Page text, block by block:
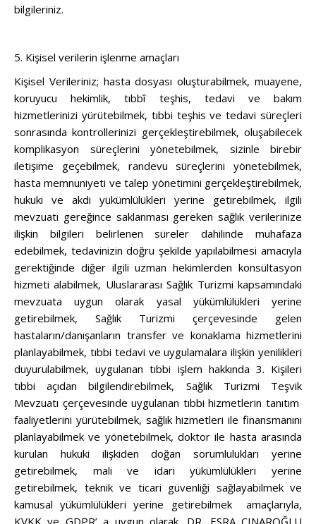
bilgileriniz.
5. Kişisel verilerin işlenme amaçları
Kişisel Verileriniz; hasta dosyası oluşturabilmek, muayene,
koruyucu hekimlik, tıbbî teşhis, tedavi ve bakım
hizmetlerinizi yürütebilmek, tıbbi teşhis ve tedavi süreçleri
sonrasında kontrollerinizi gerçekleştirebilmek, oluşabilecek
komplikasyon süreçlerini yönetebilmek, sizinle birebir
iletişime geçebilmek, randevu süreçlerini yönetebilmek,
hasta memnuniyeti ve talep yönetimini gerçekleştirebilmek,
hukuki ve akdi yükümlülükleri yerine getirebilmek, ilgili
mevzuatı gereğince saklanması gereken sağlık verilerinize
ilişkin bilgileri belirlenen süreler dahilinde muhafaza
edebilmek, tedavinizin doğru şekilde yapılabilmesi amacıyla
gerektiğinde diğer ilgili uzman hekimlerden konsültasyon
hizmeti alabilmek, Uluslararası Sağlık Turizmi kapsamındaki
mevzuata uygun olarak yasal yükümlülükleri yerine
getirebilmek, Sağlık Turizmi çerçevesinde gelen
hastaların/danışanların transfer ve konaklama hizmetlerini
planlayabilmek, tıbbi tedavi ve uygulamalara ilişkin yenilikleri
duyurulabilmek, uygulanan tıbbi işlem hakkında 3. Kişileri
tıbbi açıdan bilgilendirebilmek, Sağlık Turizmi Teşvik
Mevzuatı çerçevesinde uygulanan tıbbi hizmetlerin tanıtım
faaliyetlerini yürütebilmek, sağlık hizmetleri ile finansmanını
planlayabilmek ve yönetebilmek, doktor ile hasta arasında
kurulan hukuki ilişkiden doğan sorumlulukları yerine
getirebilmek, mali ve idari yükümlülükleri yerine
getirebilmek, teknik ve ticari güvenliği sağlayabilmek ve
kamusal yükümlülükleri yerine getirebilmek amaçlarıyla,
KVKK ve GDPR’ a uygun olarak, DR. ESRA ÇINAROĞLU